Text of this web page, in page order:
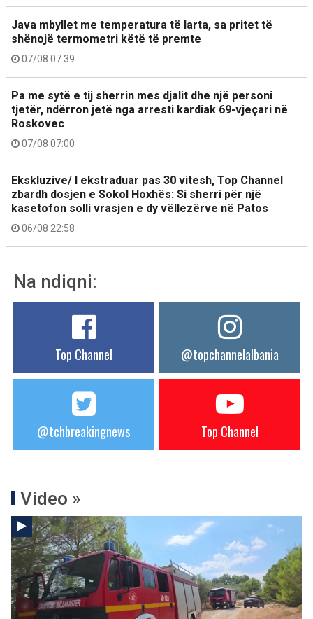
Java mbyllet me temperatura të larta, sa pritet të
shënojë termometri këtë të premte
07/08 07:39
Pa me sytë e tij sherrin mes djalit dhe një personi
tjetër, ndërron jetë nga arresti kardiak 69-vjeçari në
Roskovec
07/08 07:00
Ekskluzive/ I ekstraduar pas 30 vitesh, Top Channel
zbardh dosjen e Sokol Hoxhës: Si sherri për një
kasetofon solli vrasjen e dy vëllezërve në Patos
06/08 22:58
Na ndiqni:
Top Channel @topchannelalbania
@tchbreakingnews Top Channel
Video »